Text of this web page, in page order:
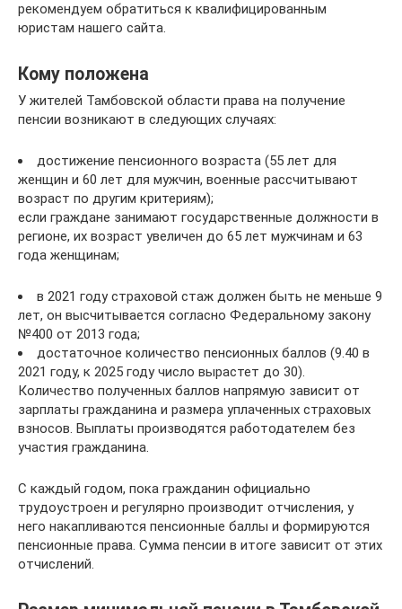
рекомендуем обратиться к квалифицированным
юристам нашего сайта.
Кому положена
У жителей Тамбовской области права на получение
пенсии возникают в следующих случаях:
достижение пенсионного возраста (55 лет для
женщин и 60 лет для мужчин, военные рассчитывают
возраст по другим критериям);
если граждане занимают государственные должности в
регионе, их возраст увеличен до 65 лет мужчинам и 63
года женщинам;
в 2021 году страховой стаж должен быть не меньше 9
лет, он высчитывается согласно Федеральному закону
№400 от 2013 года;
достаточное количество пенсионных баллов (9.40 в
2021 году, к 2025 году число вырастет до 30).
Количество полученных баллов напрямую зависит от
зарплаты гражданина и размера уплаченных страховых
взносов. Выплаты производятся работодателем без
участия гражданина.
С каждый годом, пока гражданин официально
трудоустроен и регулярно производит отчисления, у
него накапливаются пенсионные баллы и формируются
пенсионные права. Сумма пенсии в итоге зависит от этих
отчислений.